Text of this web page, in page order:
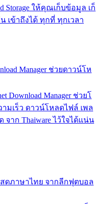
Storage ให้คุณเก็บข้อมูล เก็
เข้าถึงได้ ทุกที่ ทุกเวลา
Manager ช่วยดาวน์โห
Download Manager ช่วยโ
มเร็ว ดาวน์โหลดไฟล์ เพล
าก Thaiware ไว้ใจได้แน่น
สดภาษาไทย จากลีกฟุตบอล